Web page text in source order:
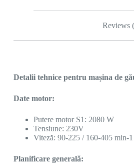
Reviews
Detalii tehnice pentru mașina de
Date motor:
Putere motor S1: 2080 W
Tensiune: 230V
Viteză: 90-225 / 160-405 min-1
Planificare generală: